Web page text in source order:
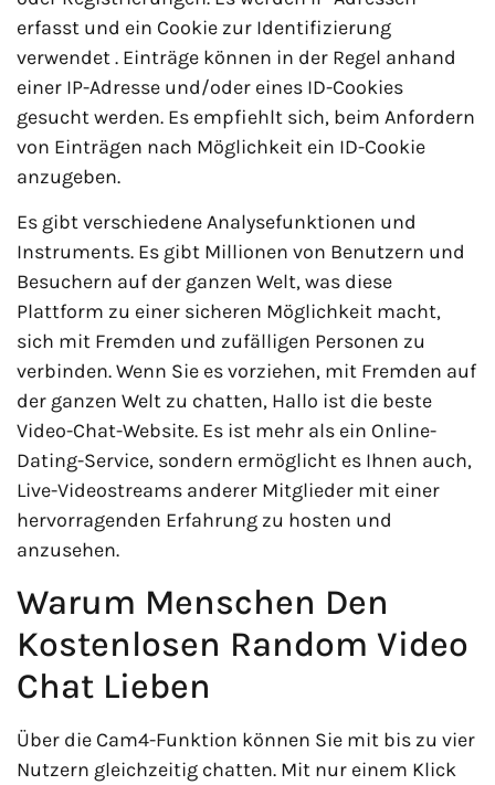
erfasst und ein Cookie zur Identifizierung
verwendet . Einträge können in der Regel anhand
einer IP-Adresse und/oder eines ID-Cookies
gesucht werden. Es empfiehlt sich, beim Anfordern
von Einträgen nach Möglichkeit ein ID-Cookie
anzugeben.
Es gibt verschiedene Analysefunktionen und
Instruments. Es gibt Millionen von Benutzern und
Besuchern auf der ganzen Welt, was diese
Plattform zu einer sicheren Möglichkeit macht,
sich mit Fremden und zufälligen Personen zu
verbinden. Wenn Sie es vorziehen, mit Fremden auf
der ganzen Welt zu chatten, Hallo ist die beste
Video-Chat-Website. Es ist mehr als ein Online-
Dating-Service, sondern ermöglicht es Ihnen auch,
Live-Videostreams anderer Mitglieder mit einer
hervorragenden Erfahrung zu hosten und
anzusehen.
Warum Menschen Den
Kostenlosen Random Video
Chat Lieben
Über die Cam4-Funktion können Sie mit bis zu vier
Nutzern gleichzeitig chatten. Mit nur einem Klick